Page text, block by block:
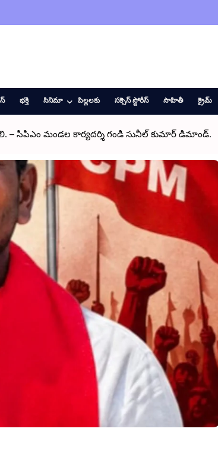
భక్తి సినిమా పిల్లలకు సక్సెస్ స్టోరీస్ సాహితీ క్రైమ్
– సిపిఎం మండల కార్యదర్శి గండి సునీల్ కుమార్ డిమాండ్.